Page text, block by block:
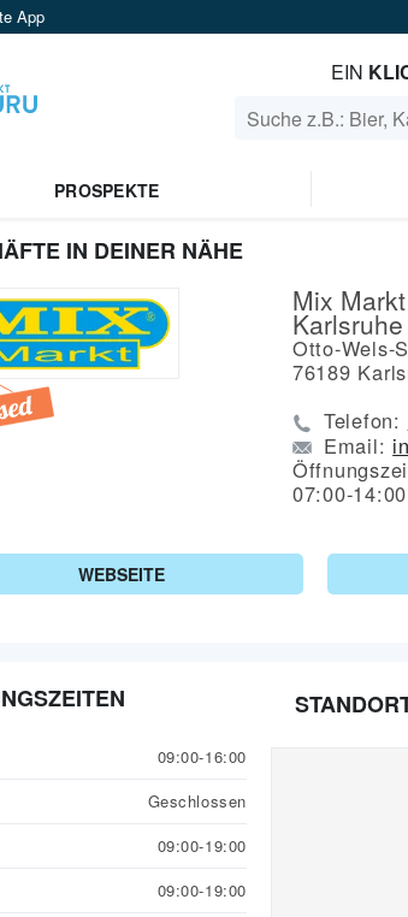
App
EIN
PROSPEKTE
IN DEINER NÄHE
Mix
Karlsruhe
Otto-Wels-
76189
Telefon:
Email:
07:00-14:00
WEBSEITE
09:00-16:00
Geschlossen
09:00-19:00
09:00-19:00